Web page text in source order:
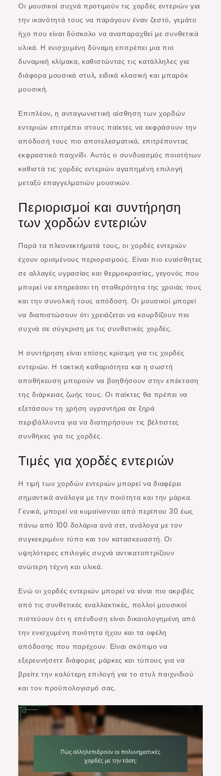
Οι μουσικοί συχνά προτιμούν τις χορδές εντεριών για
την ικανότητά τους να παράγουν έναν ζεστό, γεμάτο
ήχο που είναι δύσκολο να αναπαραχθεί με συνθετικά
υλικά. Η ενισχυμένη δύναμη επιτρέπει μια πιο
δυναμική κλίμακα, καθιστώντας τις κατάλληλες για
διάφορα μουσικά στυλ, ειδικά κλασική και μπαρόκ
μουσική.
Επιπλέον, η ανταγωνιστική αίσθηση των χορδών
εντεριών επιτρέπει στους παίκτες να εκφράσουν την
απόδοσή τους πιο αποτελεσματικά, επιτρέποντας
εκφραστικό παιχνίδι. Αυτός ο συνδυασμός ποιοτήτων
καθιστά τις χορδές εντεριών αγαπημένη επιλογή
μεταξύ επαγγελματιών μουσικών.
Περιορισμοί και συντήρηση
των χορδών εντεριών
Παρά τα πλεονεκτήματά τους, οι χορδές εντεριών
έχουν ορισμένους περιορισμούς. Είναι πιο ευαίσθητες
σε αλλαγές υγρασίας και θερμοκρασίας, γεγονός που
μπορεί να επηρεάσει τη σταθερότητα της χροιάς τους
και την συνολική τους απόδοση. Οι μουσικοί μπορεί
να διαπιστώσουν ότι χρειάζεται να κουρδίζουν πιο
συχνά σε σύγκριση με τις συνθετικές χορδές.
Η συντήρηση είναι επίσης κρίσιμη για τις χορδές
εντεριών. Η τακτική καθαριότητα και η σωστή
αποθήκευση μπορούν να βοηθήσουν στην επέκταση
της διάρκειας ζωής τους. Οι παίκτες θα πρέπει να
εξετάσουν τη χρήση υγραντήρα σε ξηρά
περιβάλλοντα για να διατηρήσουν τις βέλτιστες
συνθήκες για τις χορδές.
Τιμές για χορδές εντεριών
Η τιμή των χορδών εντεριών μπορεί να διαφέρει
σημαντικά ανάλογα με την ποιότητα και την μάρκα.
Γενικά, μπορεί να κυμαίνονται από περίπου 30 έως
πάνω από 100 δολάρια ανά σετ, ανάλογα με τον
συγκεκριμένο τύπο και τον κατασκευαστή. Οι
υψηλότερες επιλογές συχνά αντικατοπτρίζουν
ανώτερη τέχνη και υλικά.
Ενώ οι χορδές εντεριών μπορεί να είναι πιο ακριβές
από τις συνθετικές εναλλακτικές, πολλοί μουσικοί
πιστεύουν ότι η επένδυση είναι δικαιολογημένη από
την ενισχυμένη ποιότητα ήχου και τα οφέλη
απόδοσης που παρέχουν. Είναι σκόπιμο να
εξερευνήσετε διάφορες μάρκες και τύπους για να
βρείτε την καλύτερη επιλογή για το στυλ παιχνιδιού
και τον προϋπολογισμό σας.